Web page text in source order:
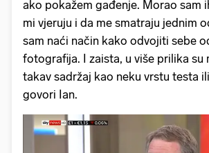
ako pokažem gađenje. Morao sam
mi vjeruju i da me smatraju jednim
sam naći način kako odvojiti sebe
fotografija. I zaista, u više prilika su
takav sadržaj kao neku vrstu testa
govori Ian.